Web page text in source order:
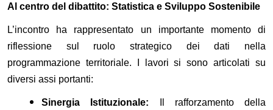
Al centro del dibattito: Statistica e Sviluppo Sostenibile
L’incontro ha rappresentato un importante momento di
riflessione sul ruolo strategico dei dati nella
programmazione territoriale. I lavori si sono articolati su
diversi assi portanti:
Sinergia Istituzionale: Il rafforzamento della